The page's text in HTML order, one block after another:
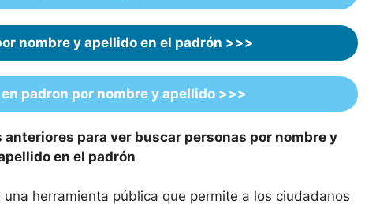
nombre y apellido en el padrón >>>
padron por nombre y apellido >>>
anteriores para ver buscar personas por nombre y
en el padrón
herramienta pública que permite a los ciudadanos